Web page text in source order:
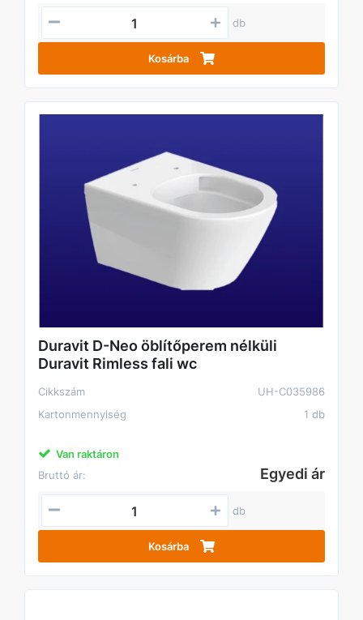
db
Kosárba
Duravit D-Neo öblítőperem nélküli
Duravit Rimless fali wc
Cikkszám
UH-C035986
Kartonmennyiség
1 db
Van raktáron
Bruttó ár:
Egyedi ár
db
Kosárba